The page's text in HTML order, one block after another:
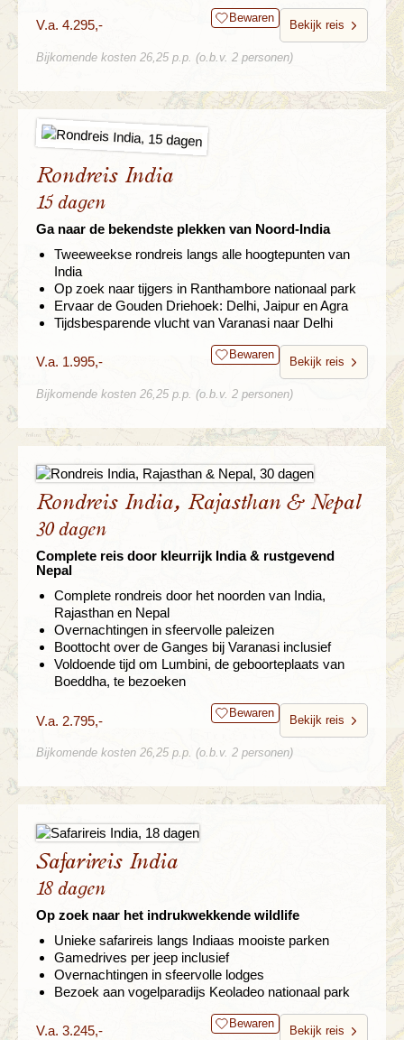
V.a. 4.295,- Bewaren
Bekijk reis
Bijkomende kosten 26,25 p.p. (o.b.v. 2 personen)
Rondreis India
15 dagen
Ga naar de bekendste plekken van Noord-India
Tweeweekse rondreis langs alle hoogtepunten van
India
Op zoek naar tijgers in Ranthambore nationaal park
Ervaar de Gouden Driehoek: Delhi, Jaipur en Agra
Tijdsbesparende vlucht van Varanasi naar Delhi
V.a. 1.995,- Bewaren
Bekijk reis
Bijkomende kosten 26,25 p.p. (o.b.v. 2 personen)
Rondreis India, Rajasthan & Nepal
30 dagen
Complete reis door kleurrijk India & rustgevend
Nepal
Complete rondreis door het noorden van India,
Rajasthan en Nepal
Overnachtingen in sfeervolle paleizen
Boottocht over de Ganges bij Varanasi inclusief
Voldoende tijd om Lumbini, de geboorteplaats van
Boeddha, te bezoeken
V.a. 2.795,- Bewaren
Bekijk reis
Bijkomende kosten 26,25 p.p. (o.b.v. 2 personen)
Safarireis India
18 dagen
Op zoek naar het indrukwekkende wildlife
Unieke safarireis langs Indiaas mooiste parken
Gamedrives per jeep inclusief
Overnachtingen in sfeervolle lodges
Bezoek aan vogelparadijs Keoladeo nationaal park
V.a. 3.245,- Bewaren
Bekijk reis